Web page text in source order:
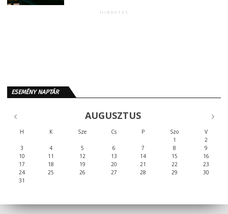
HIRDETÉS
ESEMÉNY NAPTÁR
AUGUSZTUS
H K Sze Cs P Szo
V
1
2
3
4 5 6 7 8
9
10
11 12 13 14 15
16
17
18 19 20 21 22
23
24
25 26 27 28 29
30
31